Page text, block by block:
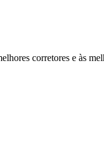
corretores e às